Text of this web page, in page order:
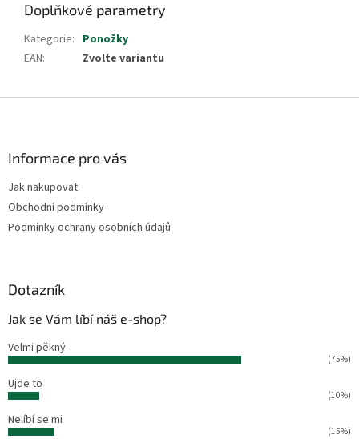
Doplňkové parametry
Kategorie: Ponožky
EAN: Zvolte variantu
Informace pro vás
Jak nakupovat
Obchodní podmínky
Podmínky ochrany osobních údajů
Dotazník
Jak se Vám líbí náš e-shop?
Velmi pěkný
(75%)
Ujde to
(10%)
Nelíbí se mi
(15%)